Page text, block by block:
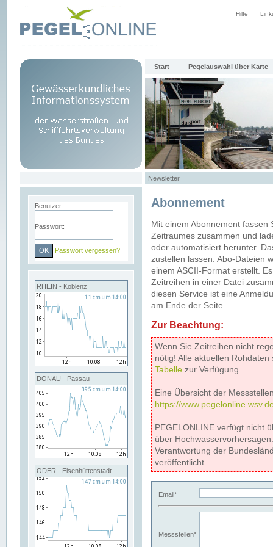
Hilfe
Start Pegelauswahl über Karte
Newsletter
Benutzer:
Passwort:
Passwort vergessen?
RHEIN - Koblenz
DONAU - Passau
ODER - Eisenhüttenstadt
Abonnement
Mit einem Abonnement
Zeitraumes zusammen und
oder automatisiert herunter.
zustellen lassen. Abo-Dateien
einem ASCII-Format erstellt.
Zeitreihen in einer Datei
diesen Service ist eine
am Ende der Seite.
Zur Beachtung:
Wenn Sie Zeitreihen nicht
nötig! Alle aktuellen
Tabelle zur Verfügung.
Eine Übersicht der
https://
PEGELONLINE verfügt nicht
über
Verantwortung der
veröffentlicht.
Email*
Messstellen*